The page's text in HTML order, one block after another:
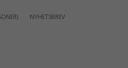
NYHETSBREV